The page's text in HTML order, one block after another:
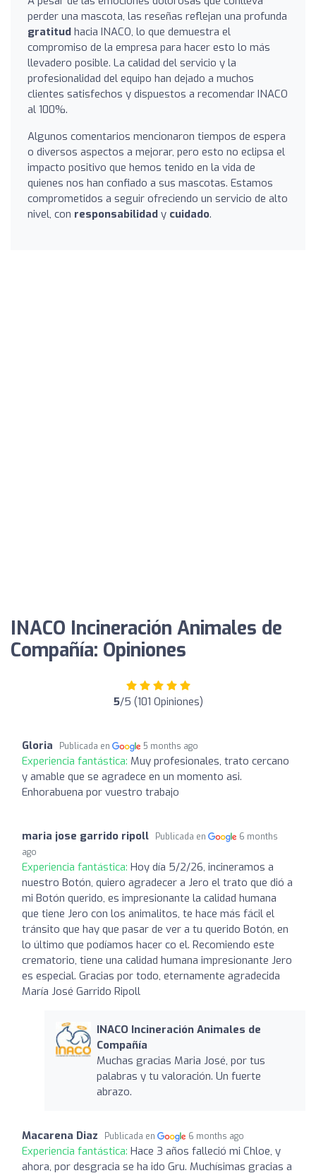
perder una mascota, las reseñas reflejan una profunda
gratitud hacia INACO, lo que demuestra el
compromiso de la empresa para hacer esto lo más
llevadero posible. La calidad del servicio y la
profesionalidad del equipo han dejado a muchos
clientes satisfechos y dispuestos a recomendar INACO
al 100%.
Algunos comentarios mencionaron tiempos de espera
o diversos aspectos a mejorar, pero esto no eclipsa el
impacto positivo que hemos tenido en la vida de
quienes nos han confiado a sus mascotas. Estamos
comprometidos a seguir ofreciendo un servicio de alto
nivel, con responsabilidad y cuidado.
INACO Incineración Animales de
Compañía: Opiniones
5/5 (101 Opiniones)
Gloria Publicada en 5 months ago
Experiencia fantástica: Muy profesionales, trato cercano
y amable que se agradece en un momento asi.
Enhorabuena por vuestro trabajo
maria jose garrido ripoll Publicada en
6 months
ago
Experiencia fantástica: Hoy día 5/2/26, incineramos a
nuestro Botón, quiero agradecer a Jero el trato que dió a
mi Botón querido, es impresionante la calidad humana
que tiene Jero con los animalitos, te hace más fácil el
tránsito que hay que pasar de ver a tu querido Botón, en
lo último que podíamos hacer co el. Recomiendo este
crematorio, tiene una calidad humana impresionante Jero
es especial. Gracias por todo, eternamente agradecida
María José Garrido Ripoll
INACO Incineración Animales de
Compañía
Muchas gracias Maria José, por tus
palabras y tu valoración. Un fuerte
abrazo.
Macarena Diaz Publicada en 6 months ago
Experiencia fantástica: Hace 3 años falleció mi Chloe, y
ahora, por desgracia se ha ido Gru. Muchísimas gracias a